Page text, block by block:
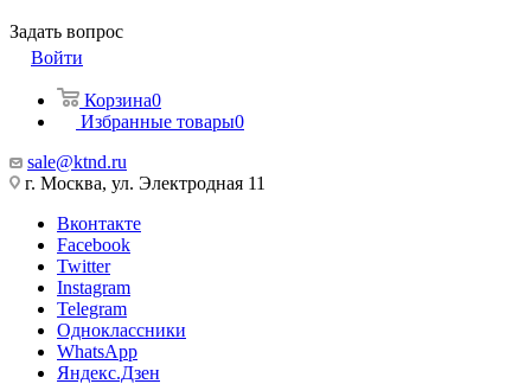
Задать вопрос
Войти
Корзина0
Избранные товары0
sale@ktnd.ru
г. Москва, ул. Электродная 11
Вконтакте
Facebook
Twitter
Instagram
Telegram
Одноклассники
WhatsApp
Яндекс.Дзен